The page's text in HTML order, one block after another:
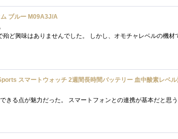
ブルー M09A3J/A
2週間長時間バッテリー 血中酸素レベル測定 Bluetooth通話 マットブラック 【日本正規代理